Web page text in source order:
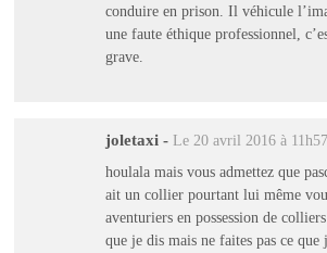
conduire en prison. Il véhicule
une faute éthique professionnel,
grave.
joletaxi - Le 20 avril 2016 à 11h57
houlala mais vous admettez que
ait un collier pourtant lui même
aventuriers en possession de
que je dis mais ne faites pas ce que